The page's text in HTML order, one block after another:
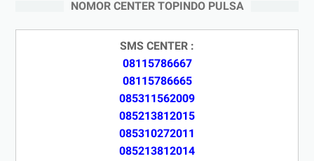
NOMOR CENTER TOPINDO PULSA
SMS CENTER :
08115786667
08115786665
085311562009
085213812015
085310272011
085213812014